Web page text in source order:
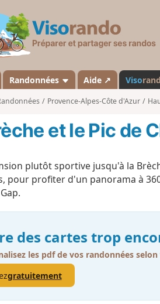
s
a
Randonnées Aide ↗ Viso
Provence-Alpes-Côte d'Azur
et le Pic de
plutôt sportive jusqu'à la
pour profiter d'un panorama à
des cartes trop
les pdf de vos randonnées selon
gratuitement